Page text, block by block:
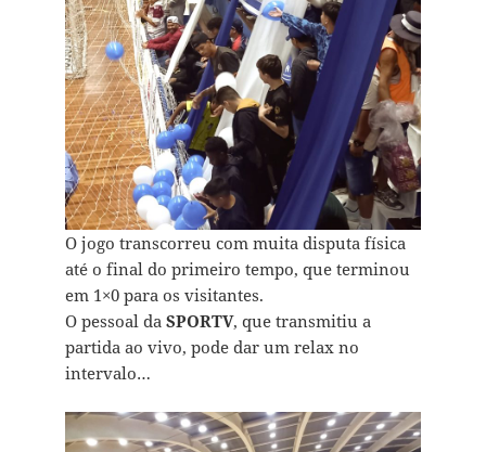
O jogo transcorreu com muita disputa física
até o final do primeiro tempo, que terminou
em 1×0 para os visitantes.
O pessoal da SPORTV, que transmitiu a
partida ao vivo, pode dar um relax no
intervalo…